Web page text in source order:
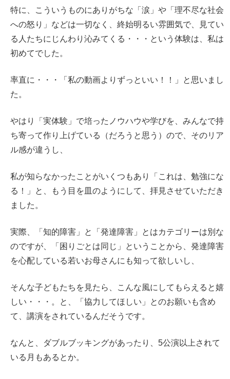
特に、こういうものにありがちな「涙」や「理不尽な社会
への怒り」などは一切なく、終始明るい雰囲気で、見てい
る人たちにじんわり沁みてくる・・・という体験は、私は
初めてでした。
率直に・・・「私の動画よりずっといい！！」と思いまし
た。
やはり「実体験」で培ったノウハウや学びを、みんなで持
ち寄って作り上げている（だろうと思う）ので、そのリア
ル感が違うし、
私が知らなかったことがいくつもあり「これは、勉強にな
る！」と、もう目を皿のようにして、拝見させていただき
ました。
実際、「知的障害」と「発達障害」とはカテゴリーは別な
のですが、「困りごとは同じ」ということから、発達障害
を心配している若いお母さんにも知って欲しいし、
そんな子どもたちを見たら、こんな風にしてもらえると嬉
しい・・・。と、「協力してほしい」とのお願いも含め
て、講演をされているんだそうです。
なんと、ダブルブッキングがあったり、5公演以上されて
いる月もあるとか。